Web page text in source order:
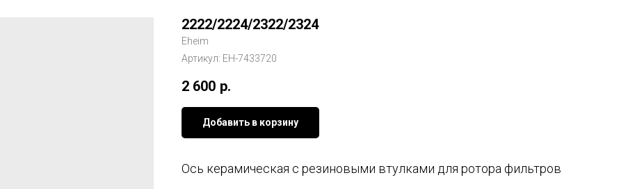
2222/2224/2322/2324
Eheim
Артикул: EH-7433720
2 600 р.
Добавить в корзину
Ось керамическая с резиновыми втулками для ротора фильтров